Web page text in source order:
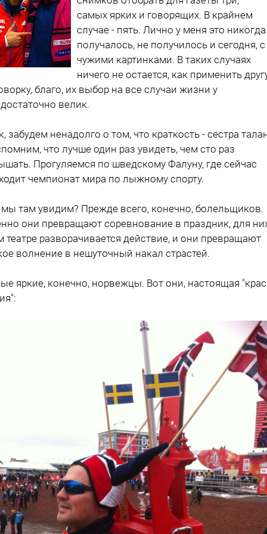
самых ярких и говорящих. В крайнем
случае - пять. Лично у меня это
получалось, не получилось и сегодня, с
чужими картинками. В таких случаях
ничего не остается, как применить
благо, их выбор на все случаи жизни у
велик.
забудем ненадолго о том, что краткость - сестра
что лучше один раз увидеть, чем сто раз
Прогуляемся по шведскому Фалуну, где сейчас
чемпионат мира по лыжному спорту.
там увидим? Прежде всего, конечно, болельщиков.
они превращают соревнование в праздник, для
театре разворачивается действие, и они превращают
волнение в нешуточный накал страстей.
яркие, конечно, норвежцы. Вот они, настоящая